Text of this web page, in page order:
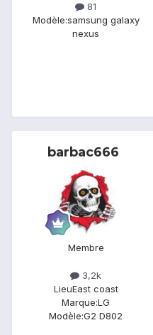
81
Modèle:samsung galaxy
nexus
barbac666
Membre
3,2k
LieuEast coast
Marque:LG
Modèle:G2 D802